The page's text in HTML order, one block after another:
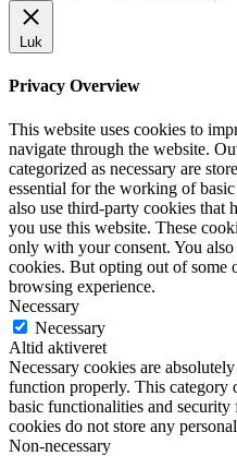
Luk
Privacy Overview
This website uses cookies to
navigate through the website.
categorized as necessary are
essential for the working of
also use third-party cookies that
you use this website. These
only with your consent. You
cookies. But opting out of some
browsing experience.
Necessary
Necessary
Altid aktiveret
Necessary cookies are
function properly. This category
basic functionalities and security
cookies do not store any
Non-necessary